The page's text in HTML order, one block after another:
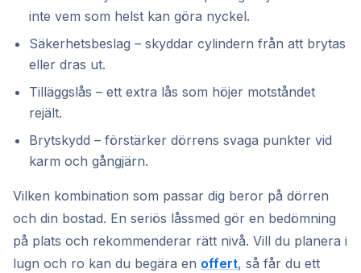
inte vem som helst kan göra nyckel.
Säkerhetsbeslag – skyddar cylindern från att brytas
eller dras ut.
Tilläggslås – ett extra lås som höjer motståndet
rejält.
Brytskydd – förstärker dörrens svaga punkter vid
karm och gångjärn.
Vilken kombination som passar dig beror på dörren
och din bostad. En seriös låssmed gör en bedömning
på plats och rekommenderar rätt nivå. Vill du planera i
lugn och ro kan du begära en offert, så får du ett